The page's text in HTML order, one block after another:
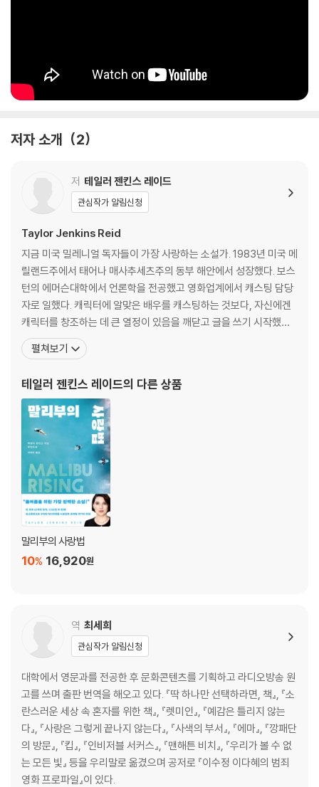
저자 소개 2
저 테일러 젠킨스 레이드
관심작가 알림신청
Taylor Jenkins Reid
지금 미국 밀레니얼 독자들이 가장 사랑하는 소설가. 1983년 미국 메
릴랜드주에서 태어나 매사추세츠주의 동부 해안에서 성장했다. 보스
턴의 에머슨대학에서 언론학을 전공했고 영화업계에서 캐스팅 담당
자로 일했다. 캐릭터에 알맞은 배우를 캐스팅하는 것보다, 자신에겐
캐릭터를 창조하는 데 큰 열정이 있음을 깨닫고 글을 쓰기 시작했다.
현재는 출간하는 작품마다 《뉴욕 타임스》 베스트셀러 1위에 즉시 등
극하는 작가이지만, 2013년 『해피엔딩보다 더』로 데뷔한 이래로 네
작품이자 미국에서 2백만 부가 넘게 팔린 소설
펼쳐보기
테일러 젠킨스 레이드의 다른 상품
말리부의 사랑법
16,920원
10%
역 최세희
관심작가 알림신청
대학에서 영문과를 전공한 후 문화콘텐츠를 기획하고 라디오방송 원
고를 쓰며 출판 번역을 해오고 있다. 『딱 하나만 선택하라면, 책』, 『소
란스러운 세상 속 혼자를 위한 책』, 『렛미인』, 『예감은 틀리지 않는
다』, 『사랑은 그렇게 끝나지 않는다』, 『사색의 부서』, 『에마』, 『깡패단
의 방문』, 『킵』, 『인비저블 서커스』, 『맨해튼 비치』, 『우리가 볼 수 없
는 모든 빛』 등을 우리말로 옮겼으며 공저로 『이수정 이다혜의 범죄
영화 프로파일』이 있다.